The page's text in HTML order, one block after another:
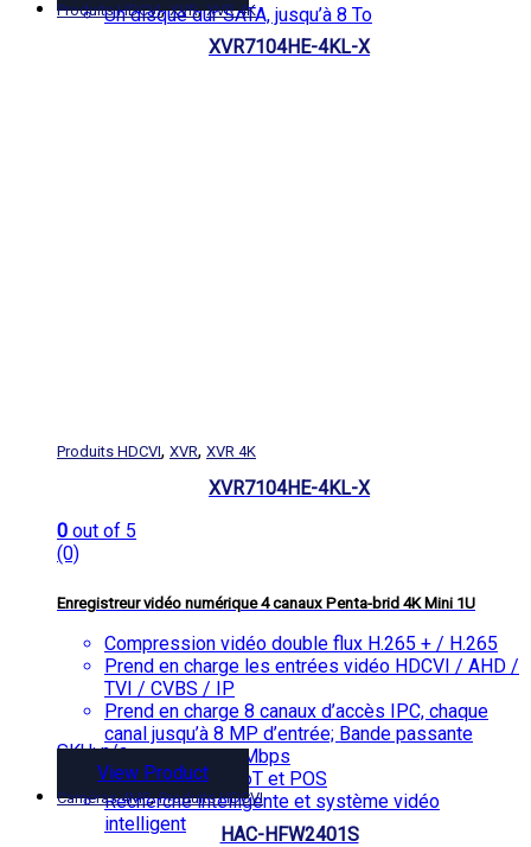
Un disque dur SATA, jusqu’à 8 To
Produits HDCVI,XVR,XVR 4K
XVR7104HE-4KL-X
Produits HDCVI, XVR, XVR 4K
XVR7104HE-4KL-X
0 out of 5
(0)
Enregistreur vidéo numérique 4 canaux Penta-brid 4K Mini 1U
Compression vidéo double flux H.265 + / H.265
Prend en charge les entrées vidéo HDCVI / AHD /
TVI / CVBS / IP
Prend en charge 8 canaux d’accès IPC, chaque
canal jusqu’à 8 MP d’entrée; Bande passante
entrante max 32 Mbps
Fonctionnalités IoT et POS
Recherche intelligente et système vidéo
intelligent
SKU: n/a
View Product
Caméras 4MP,Produits HDCVI
HAC-HFW2401S